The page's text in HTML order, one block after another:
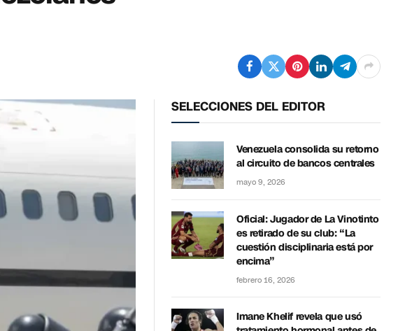
SELECCIONES DEL EDITOR
Venezuela consolida su retorno
al circuito de bancos centrales
mayo 9, 2026
Oficial: Jugador de La Vinotinto
es retirado de su club: “La
cuestión disciplinaria está por
encima”
febrero 16, 2026
Imane Khelif revela que usó